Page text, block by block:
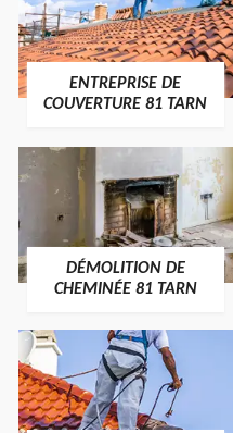
ENTREPRISE DE
COUVERTURE 81 TARN
DÉMOLITION DE
CHEMINÉE 81 TARN